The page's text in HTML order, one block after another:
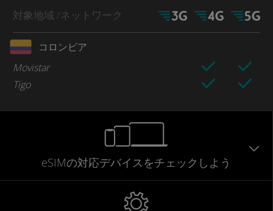
対象地域 /ネットワーク
コロンビア
Movistar
Tigo
eSIMの対応デバイスをチェックしよう